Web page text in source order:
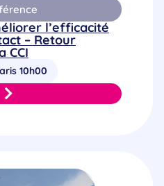
l’efficacité
– Retour
CCI
10h00